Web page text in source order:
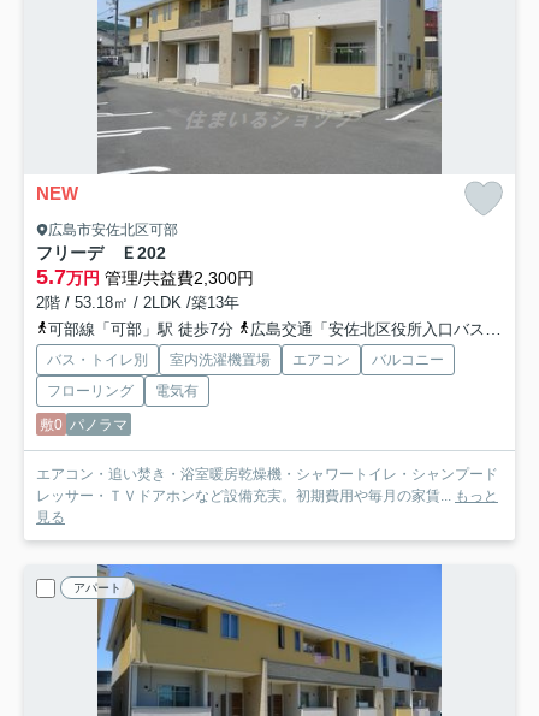
NEW
広島市安佐北区可部
フリーデ Ｅ202
5.7万円 管理/共益費2,300円
2階 / 53.18㎡ / 2LDK /築13年
可部線「可部」駅 徒歩7分
広島交通「安佐北区役所入口バス停」バス停下車 徒歩5分
バス・トイレ別 室内洗濯機置場 エアコン
バルコニー
フローリング
電気有
敷0 パノラマ
エアコン・追い焚き・浴室暖房乾燥機・シャワートイレ・シャンプード
レッサー・ＴＶドアホンなど設備充実。初期費用や毎月の家賃... もっと
見る
アパート